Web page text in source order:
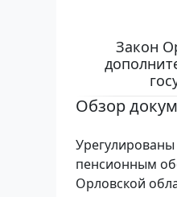
Закон
Обзор
пенсионным
Орловской